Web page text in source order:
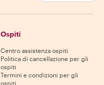
Ospiti
Centro assistenza ospiti
Politica di cancellazione per gli
ospiti
Termini e condizioni per gli
ospiti